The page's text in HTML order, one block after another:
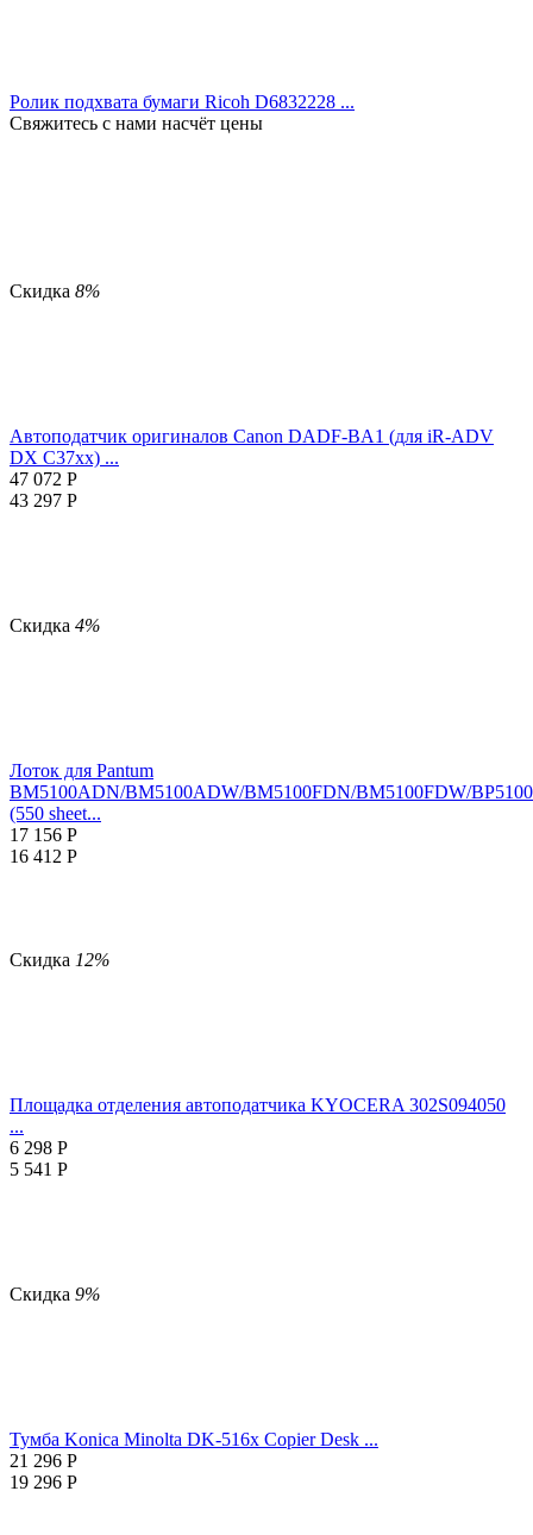
Ролик подхвата бумаги Ricoh D6832228 ...
Свяжитесь с нами насчёт цены
Скидка 8%
Автоподатчик оригиналов Canon DADF-BA1 (для iR-ADV
DX C37xx) ...
47 072 Р
43 297 Р
Скидка 4%
Лоток для Pantum
BM5100ADN/BM5100ADW/BM5100FDN/BM5100FDW/
(550 sheet...
17 156 Р
16 412 Р
Скидка 12%
Площадка отделения автоподатчика KYOCERA 302S094050
...
6 298 Р
5 541 Р
Скидка 9%
Тумба Konica Minolta DK-516x Copier Desk ...
21 296 Р
19 296 Р